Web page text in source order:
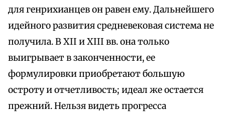
для генрихианцев он равен ему. Дальнейшего
идейного развития средневековая система не
получила. В XII и XIII вв. она только
выигрывает в законченности, ее
формулировки приобретают большую
остроту и отчетливость; идеал же остается
прежний. Нельзя видеть прогресса